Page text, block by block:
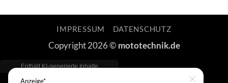
IMPRESSUM DATENSCHUTZ
Copyright 2026 © mototechnik.de
Anzeige*